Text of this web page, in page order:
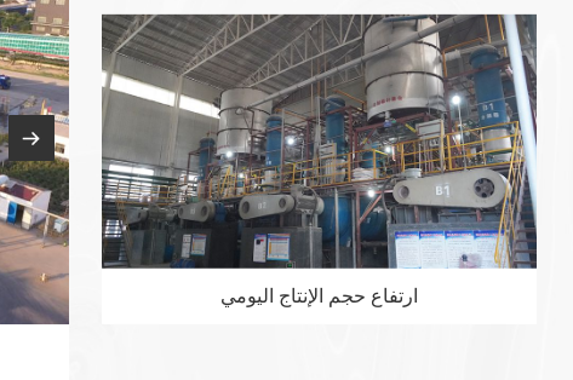
قابلة للتطبيق على نطاق واسع
مصدر
جودة
البضائع